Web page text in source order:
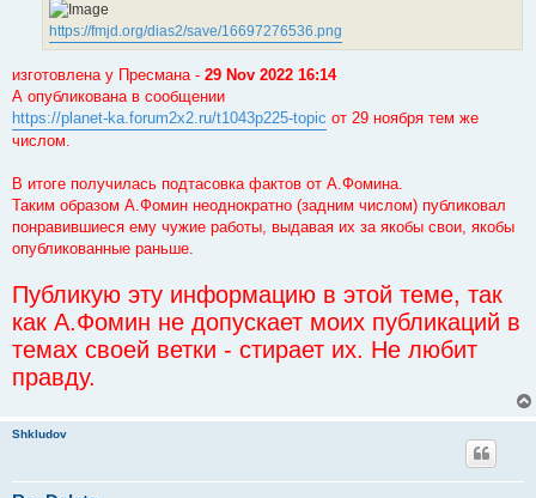
https://fmjd.org/dias2/save/16697276536.png
изготовлена у Пресмана - 29 Nov 2022 16:14
А опубликована в сообщении
https://planet-ka.forum2x2.ru/t1043p225-topic от 29 ноября тем же
числом.
В итоге получилась подтасовка фактов от А.Фомина.
Таким образом А.Фомин неоднократно (задним числом) публиковал
понравившиеся ему чужие работы, выдавая их за якобы свои, якобы
опубликованные раньше.
Публикую эту информацию в этой теме, так
как А.Фомин не допускает моих публикаций в
темах своей ветки - стирает их. Не любит
правду.
Shkludov